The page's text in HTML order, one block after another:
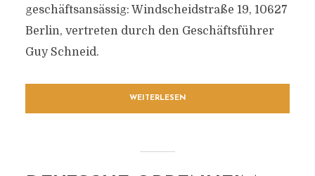
geschäftsansässig: Windscheidstraße 19, 10627
Berlin, vertreten durch den Geschäftsführer
Guy Schneid.
WEITERLESEN